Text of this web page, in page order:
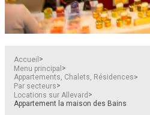
Accueil >
Menu principal >
Appartements, Chalets, Résidences>
Par secteurs>
Locations sur Allevard >
Appartement la maison des Bains